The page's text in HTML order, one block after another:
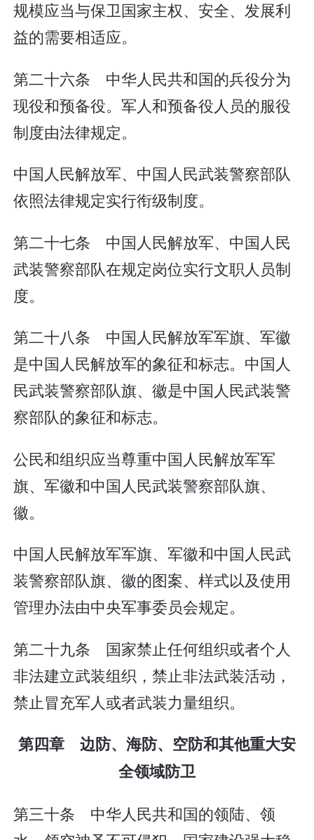
规模应当与保卫国家主权、安全、发展利
益的需要相适应。
第二十六条 中华人民共和国的兵役分为
现役和预备役。军人和预备役人员的服役
制度由法律规定。
中国人民解放军、中国人民武装警察部队
依照法律规定实行衔级制度。
第二十七条 中国人民解放军、中国人民
武装警察部队在规定岗位实行文职人员制
度。
第二十八条 中国人民解放军军旗、军徽
是中国人民解放军的象征和标志。中国人
民武装警察部队旗、徽是中国人民武装警
察部队的象征和标志。
公民和组织应当尊重中国人民解放军军
旗、军徽和中国人民武装警察部队旗、
徽。
中国人民解放军军旗、军徽和中国人民武
装警察部队旗、徽的图案、样式以及使用
管理办法由中央军事委员会规定。
第二十九条 国家禁止任何组织或者个人
非法建立武装组织，禁止非法武装活动，
禁止冒充军人或者武装力量组织。
第四章 边防、海防、空防和其他重大安
全领域防卫
第三十条 中华人民共和国的领陆、领